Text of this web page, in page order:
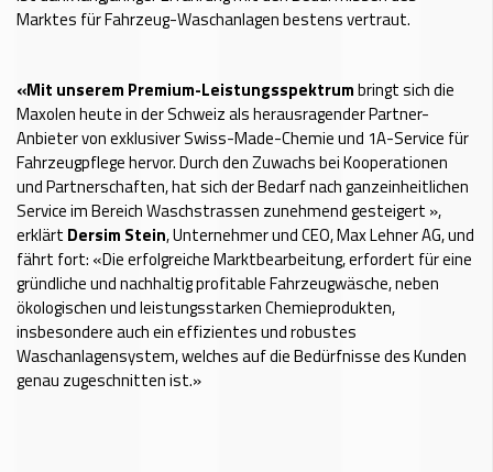
Marktes für Fahrzeug-Waschanlagen bestens vertraut.
«Mit unserem Premium-Leistungsspektrumbringt sich die
Maxolen heute in der Schweiz als herausragender Partner-
Anbieter von exklusiver Swiss-Made-Chemie und 1A-Service für
Fahrzeugpflege hervor. Durch den Zuwachs bei Kooperationen
und Partnerschaften, hat sich der Bedarf nach ganzeinheitlichen
Service im Bereich Waschstrassen zunehmend gesteigert »,
erklärt Dersim Stein, Unternehmer und CEO, Max Lehner AG, und
fährt fort: «Die erfolgreiche Marktbearbeitung, erfordert für eine
gründliche und nachhaltig profitable Fahrzeugwäsche, neben
ökologischen und leistungsstarken Chemieprodukten,
insbesondere auch ein effizientes und robustes
Waschanlagensystem, welches auf die Bedürfnisse des Kunden
genau zugeschnitten ist.»